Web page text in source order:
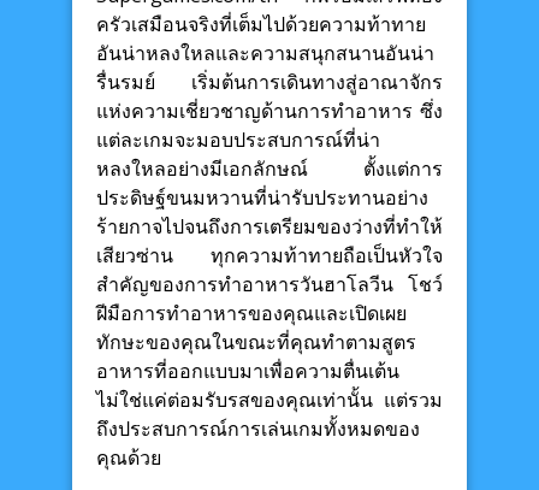
ครัวเสมือนจริงที่เต็มไปด้วยความท้าทาย
อันน่าหลงใหลและความสนุกสนานอันน่า
รื่นรมย์ เริ่มต้นการเดินทางสู่อาณาจักร
แห่งความเชี่ยวชาญด้านการทำอาหาร ซึ่ง
แต่ละเกมจะมอบประสบการณ์ที่น่า
หลงใหลอย่างมีเอกลักษณ์ ตั้งแต่การ
ประดิษฐ์ขนมหวานที่น่ารับประทานอย่าง
ร้ายกาจไปจนถึงการเตรียมของว่างที่ทำให้
เสียวซ่าน ทุกความท้าทายถือเป็นหัวใจ
สำคัญของการทำอาหารวันฮาโลวีน โชว์
ฝีมือการทำอาหารของคุณและเปิดเผย
ทักษะของคุณในขณะที่คุณทำตามสูตร
อาหารที่ออกแบบมาเพื่อความตื่นเต้น
ไม่ใช่แค่ต่อมรับรสของคุณเท่านั้น แต่รวม
ถึงประสบการณ์การเล่นเกมทั้งหมดของ
คุณด้วย